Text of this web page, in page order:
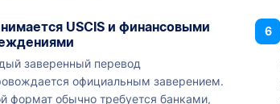
USCIS и финансовыми
заверенный перевод
официальным заверением.
формат обычно требуется банками,
6